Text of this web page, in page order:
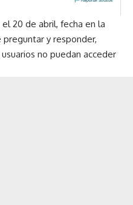
20 de abril, fecha en la
y responder,
no puedan acceder